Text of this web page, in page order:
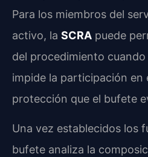
Para los miembros del
activo, la SCRA puede
del procedimiento
impide la participación en
protección que el bufete
Una vez establecidos los
bufete analiza la